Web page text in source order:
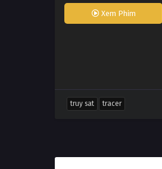
Xem Phim
truy sat tracer